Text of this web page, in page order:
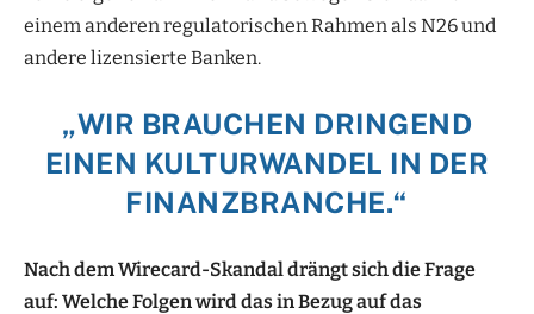
einem anderen regulatorischen Rahmen als N26 und
andere lizensierte Banken.
„WIR BRAUCHEN DRINGEND
EINEN KULTURWANDEL IN DER
FINANZBRANCHE.“
Nach dem Wirecard-Skandal drängt sich die Frage
auf: Welche Folgen wird das in Bezug auf das